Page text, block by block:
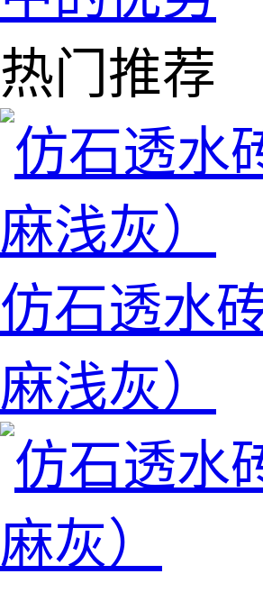
热门推荐
仿石透水
麻浅灰）